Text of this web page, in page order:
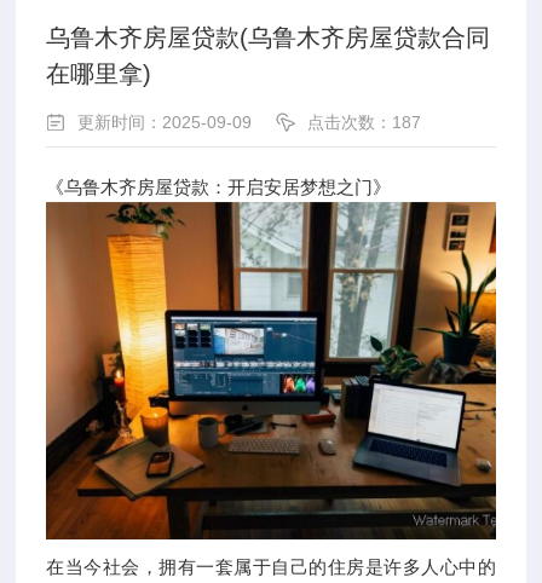
乌鲁木齐房屋贷款(乌鲁木齐房屋贷款合同
在哪里拿)
更新时间：2025-09-09 点击次数：187
《乌鲁木齐房屋贷款：开启安居梦想之门》
在当今社会，拥有一套属于自己的住房是许多人心中的